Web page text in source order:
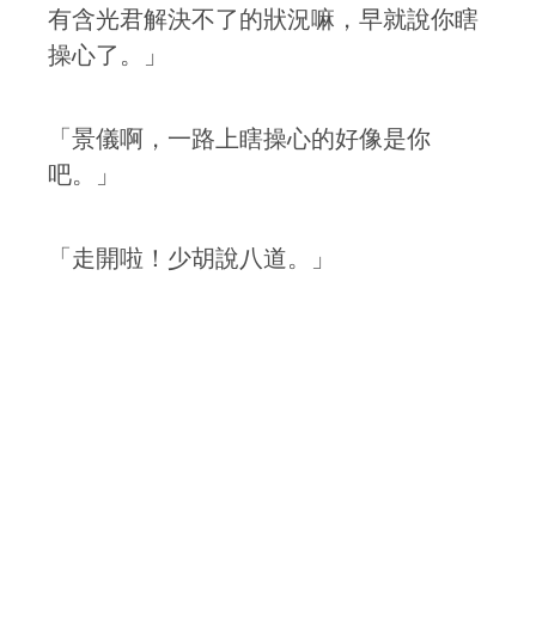
有含光君解決不了的狀況嘛，早就說你瞎
操心了。」
「景儀啊，一路上瞎操心的好像是你
吧。」
「走開啦！少胡說八道。」